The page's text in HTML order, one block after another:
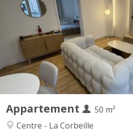
Appartement
50 m²
Centre - La Corbeille
📍 RUE DEWEZ 50 à NAMUR
Appartements de standing,
(domiciliation possible). ✅
€/mois toutes charges incluses
Sans provision et décompte.